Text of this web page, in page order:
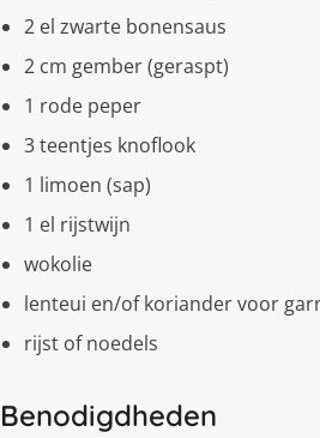
2 el zwarte bonensaus
2 cm gember (geraspt)
1 rode peper
3 teentjes knoflook
1 limoen (sap)
1 el rijstwijn
wokolie
lenteui en/of koriander voor
rijst of noedels
Benodigdheden